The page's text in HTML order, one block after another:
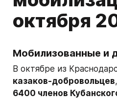
октября
Мобилизованные и
В октябре из
казаков-добровольцев
6400 членов